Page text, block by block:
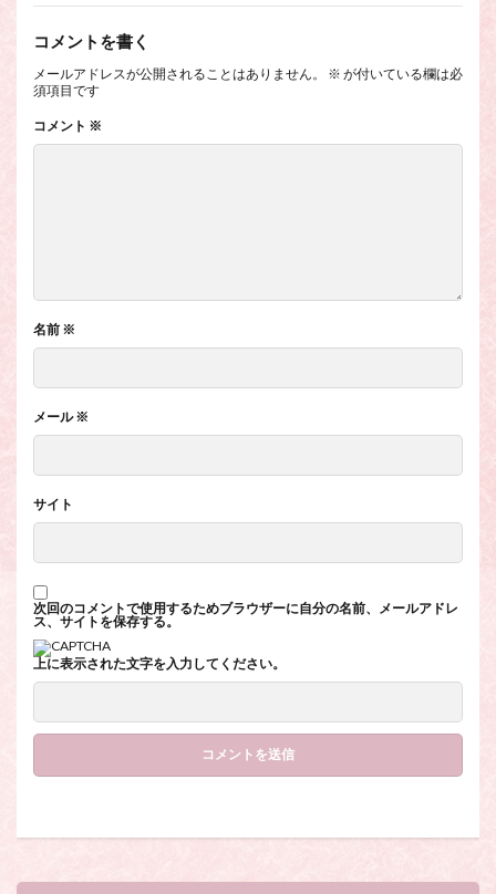
コメントを書く
メールアドレスが公開されることはありません。 ※ が付いている欄は必
須項目です
コメント ※
名前 ※
メール※
サイト
次回のコメントで使用するためブラウザーに自分の名前、メールアドレ
ス、サイトを保存する。
上に表示された文字を入力してください。